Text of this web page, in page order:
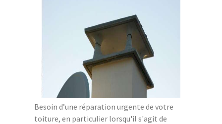
Besoin d’une réparation urgente de votre
toiture, en particulier lorsqu'il s'agit de